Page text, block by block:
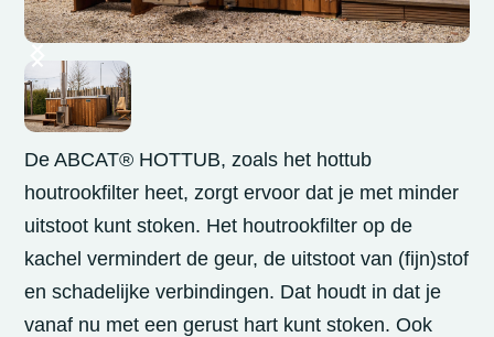
De ABCAT® HOTTUB, zoals het hottub
houtrookfilter heet, zorgt ervoor dat je met minder
uitstoot kunt stoken. Het houtrookfilter op de
kachel vermindert de geur, de uitstoot van (fijn)stof
en schadelijke verbindingen. Dat houdt in dat je
vanaf nu met een gerust hart kunt stoken. Ook